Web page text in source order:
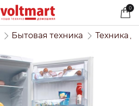
0
Бытовая техника Техника